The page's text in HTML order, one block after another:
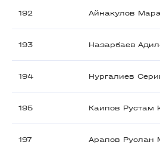
192 Айнакулов
193 Назарбаев
194 Нургалиев
195 Каипов Рустам
197 Арапов Руслан